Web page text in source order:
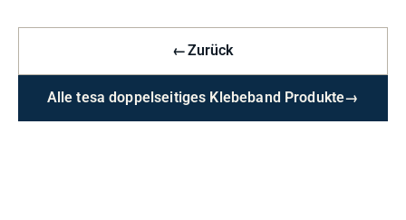
←Zurück
Alle tesa doppelseitiges Klebeband Produkte→